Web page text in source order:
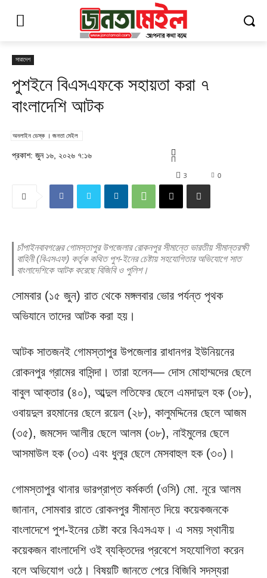
সারাদেশ
পুশইনে বিএসএফকে সহায়তা করা ৭
বাংলাদেশি আটক
অনলাইন ডেস্ক । জনতা মেইল
প্রকাশ: জুন ১৬, ২০২৬ ৭:১৬
0
3
চাঁপাইনবাবগঞ্জের গোমস্তাপুর উপজেলার রোকনপুর সীমান্তে ভারতীয় সীমান্তরক্ষী
বাহিনী (বিএসএফ) কর্তৃক কথিত পুশ-ইনের চেষ্টায় সহযোগিতার অভিযোগে সাত
বাংলাদেশিকে আটক করেছে বিজিবি ও পুলিশ।
সোমবার (১৫ জুন) রাত থেকে মঙ্গলবার ভোর পর্যন্ত পৃথক
অভিযানে তাদের আটক করা হয়।
আটক সাতজনই গোমস্তাপুর উপজেলার রাধানগর ইউনিয়নের
রোকনপুর গ্রামের বাসিন্দা। তারা হলেন— দোস মোহাম্মদের ছেলে
বাবুল আক্তার (৪০), আব্দুল লতিফের ছেলে এমদাদুল হক (৩৮),
ওবায়দুল রহমানের ছেলে রয়েল (২৮), কালুমদ্দিনের ছেলে আজম
(৩৫), জমসেদ আলীর ছেলে আলম (৩৮), নাইমুলের ছেলে
আসমাউল হক (৩৩) এবং ধুলুর ছেলে মেসবাহুল হক (৩০)।
গোমস্তাপুর থানার ভারপ্রাপ্ত কর্মকর্তা (ওসি) মো. নূরে আলম
জানান, সোমবার রাতে রোকনপুর সীমান্ত দিয়ে কয়েকজনকে
বাংলাদেশে পুশ-ইনের চেষ্টা করে বিএসএফ। এ সময় স্থানীয়
কয়েকজন বাংলাদেশি ওই ব্যক্তিদের প্রবেশে সহযোগিতা করেন
বলে অভিযোগ ওঠে। বিষয়টি জানতে পেরে বিজিবি সদস্যরা